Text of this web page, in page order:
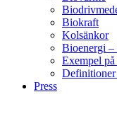
Biokraft
Kolsänkor
Bioenergi –
Exempel
Definitioner
Press